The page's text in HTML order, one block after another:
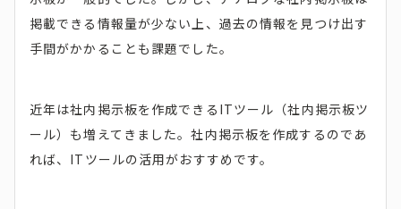
掲載できる情報量が少ない上、過去の情報を見つけ出す
手間がかかることも課題でした。
近年は社内掲示板を作成できるITツール（社内掲示板ツ
ール）も増えてきました。社内掲示板を作成するのであ
れば、ITツールの活用がおすすめです。